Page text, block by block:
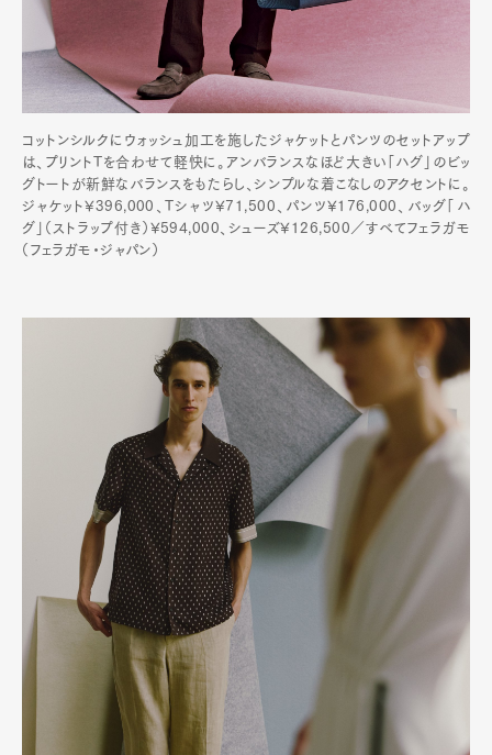
コットンシルクにウォッシュ加工を施したジャケットとパンツのセットアップ
は、プリントTを合わせて軽快に。アンバランスなほど大きい「ハグ」のビッ
グトートが新鮮なバランスをもたらし、シンプルな着こなしのアクセントに。
ジャケット¥396,000、Tシャツ¥71,500、パンツ¥176,000、バッグ「ハ
グ」（ストラップ付き）¥594,000、シューズ¥126,500／すべてフェラガモ
（フェラガモ・ジャパン）